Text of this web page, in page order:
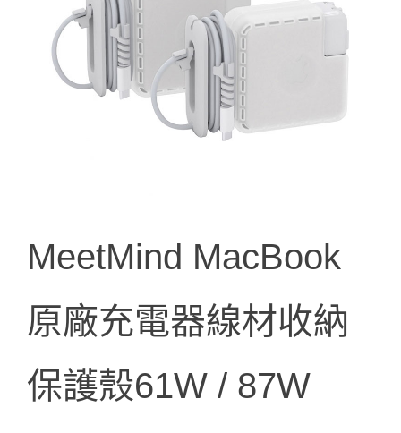
MeetMind MacBook
原廠充電器線材收納
保護殼61W / 87W